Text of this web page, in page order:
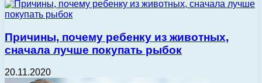
Причины, почему ребенку из животных,
сначала лучше покупать рыбок
20.11.2020